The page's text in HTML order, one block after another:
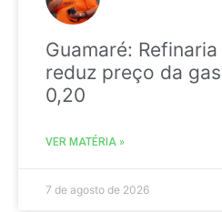
Guamaré:
reduz preço da
0,20
VER MATÉRIA »
7 de agosto de 2026